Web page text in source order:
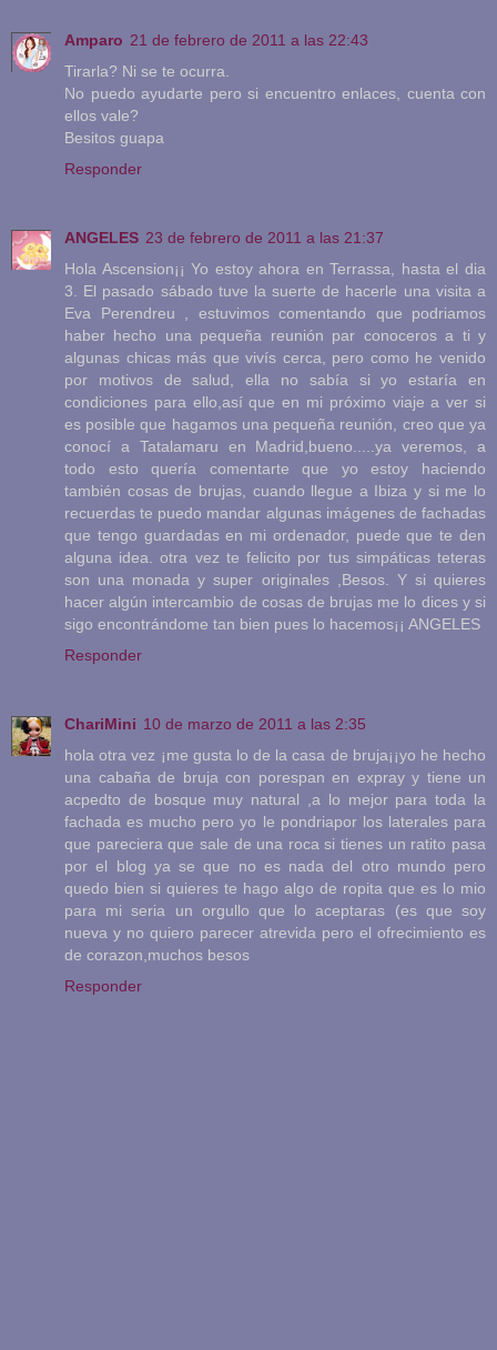
Amparo 21 de febrero de 2011 a las 22:43
Tirarla? Ni se te ocurra.
No puedo ayudarte pero si encuentro enlaces, cuenta con
ellos vale?
Besitos guapa
Responder
ANGELES 23 de febrero de 2011 a las 21:37
Hola Ascension¡¡ Yo estoy ahora en Terrassa, hasta el dia
3. El pasado sábado tuve la suerte de hacerle una visita a
Eva Perendreu , estuvimos comentando que podriamos
haber hecho una pequeña reunión par conoceros a ti y
algunas chicas más que vivís cerca, pero como he venido
por motivos de salud, ella no sabía si yo estaría en
condiciones para ello,así que en mi próximo viaje a ver si
es posible que hagamos una pequeña reunión, creo que ya
conocí a Tatalamaru en Madrid,bueno.....ya veremos, a
todo esto quería comentarte que yo estoy haciendo
también cosas de brujas, cuando llegue a Ibiza y si me lo
recuerdas te puedo mandar algunas imágenes de fachadas
que tengo guardadas en mi ordenador, puede que te den
alguna idea. otra vez te felicito por tus simpáticas teteras
son una monada y super originales ,Besos. Y si quieres
hacer algún intercambio de cosas de brujas me lo dices y si
sigo encontrándome tan bien pues lo hacemos¡¡ ANGELES
Responder
ChariMini 10 de marzo de 2011 a las 2:35
hola otra vez ¡me gusta lo de la casa de bruja¡¡yo he hecho
una cabaña de bruja con porespan en expray y tiene un
acpedto de bosque muy natural ,a lo mejor para toda la
fachada es mucho pero yo le pondriapor los laterales para
que pareciera que sale de una roca si tienes un ratito pasa
por el blog ya se que no es nada del otro mundo pero
quedo bien si quieres te hago algo de ropita que es lo mio
para mi seria un orgullo que lo aceptaras (es que soy
nueva y no quiero parecer atrevida pero el ofrecimiento es
de corazon,muchos besos
Responder